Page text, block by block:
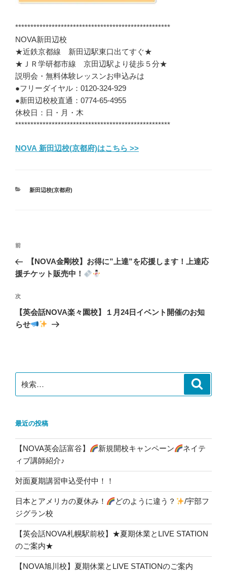
***************************************************
NOVA新田辺校
★近鉄京都線 新田辺駅東口出てすぐ★
★ＪＲ学研都市線 京田辺駅より徒歩５分★
説明会・無料体験レッスンお申込みは
●フリーダイヤル：0120-324-929
●新田辺校校直通：0774-65-4955
休校日：日・月・木
***************************************************
NOVA 新田辺校(京都府)はこちら >>
カ
新田辺校(京都府)
投
ナ
ゲ
ー
シ
前
の
投
前
【NOVA金剛校】お得に”上達”を応援します！上達応
援チケット販売中！
次
の
投
次
【英会話NOVA楽々園校】１月24日イベント開催のお知
らせ
索:
最近の投稿
【NOVA英会話富谷】 新規開校キャンペーン
ネイテ
ィブ講師紹介♪
対面夏期講習申込受付中！！
日本とアメリカの夏休み！ どのように違う？
/宇部フ
ジグラン校
【英会話NOVA札幌駅前校】★夏期休業とLIVE STATION
のご案内★
【NOVA旭川校】夏期休業とLIVE STATIONのご案内